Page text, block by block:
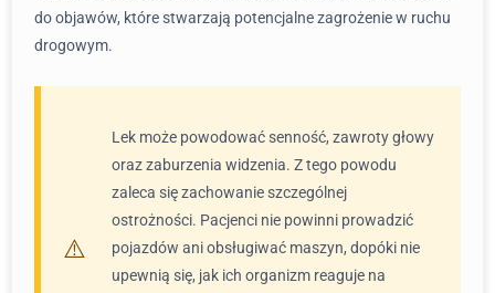
do objawów, które stwarzają potencjalne zagrożenie w ruchu
drogowym.
Lek może powodować senność, zawroty głowy
oraz zaburzenia widzenia. Z tego powodu
zaleca się zachowanie szczególnej
ostrożności. Pacjenci nie powinni prowadzić
pojazdów ani obsługiwać maszyn, dopóki nie
upewnią się, jak ich organizm reaguje na